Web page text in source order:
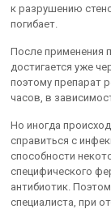
к разрушению
погибает.
После применения
достигается уже
поэтому препарат
часов, в
Но иногда
справиться с
способности
специфического
антибиотик.
специалиста, при